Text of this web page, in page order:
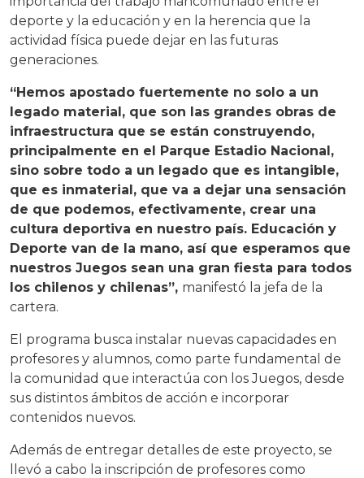
deporte y la educación y en la herencia que la
actividad física puede dejar en las futuras
generaciones.
“Hemos apostado fuertemente no solo a un
legado material, que son las grandes obras de
infraestructura que se están construyendo,
principalmente en el Parque Estadio Nacional,
sino sobre todo a un legado que es intangible,
que es inmaterial, que va a dejar una sensación
de que podemos, efectivamente, crear una
cultura deportiva en nuestro país. Educación y
Deporte van de la mano, así que esperamos que
nuestros Juegos sean una gran fiesta para todos
los chilenos y chilenas”, manifestó la jefa de la
cartera.
El programa busca instalar nuevas capacidades en
profesores y alumnos, como parte fundamental de
la comunidad que interactúa con los Juegos, desde
sus distintos ámbitos de acción e incorporar
contenidos nuevos.
Además de entregar detalles de este proyecto, se
llevó a cabo la inscripción de profesores como